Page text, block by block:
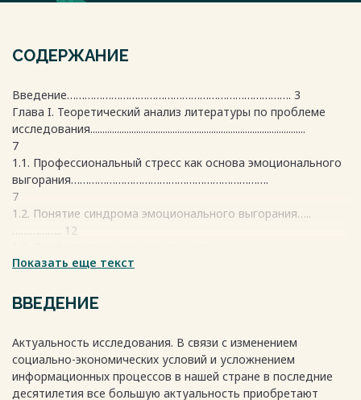
СОДЕРЖАНИЕ
Введение…………………………………………………………………. 3
Глава I. Теоретический анализ литературы по проблеме
исследования.........................................................................................
7
1.1. Профессиональный стресс как основа эмоционального
выгорания………………………………………………………….
7
1.2. Понятие синдрома эмоционального выгорания…..
…………….. 12
выгорания……………………….. 21
средних школ……………………………………………….…………………
Глава II. Эмпирическое исследование особенностей
синдрома эмоционального выгорания в социальных
профессиях на примере профессиональной деятельности
Показать еще текст
ВВЕДЕНИЕ
Актуальность исследования. В связи с изменением
социально-экономических условий и усложнением
информационных процессов в нашей стране в последние
десятилетия все большую актуальность приобретают